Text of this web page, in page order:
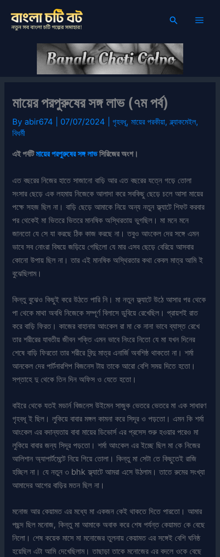
content
Search
মায়ের পরপুরুষের সঙ্গ লাভ (৭ম পর্ব)
Byabir674 07/07/2024 |গৃহবধূ,মায়ের পরকীয়া,ব্ল্যাকমেইল,
বিধর্মী
এই পর্বটিমায়ের পরপুরুষের সঙ্গ লাভসিরিজের অংশ।
এত বছরের নিজের হাতে সাজানো বাড়ি আর এত বছরের যত্নে গড়ে তোলা
সংসার ছেড়ে এক লহমায় নিজেকে আলাদা করে সবকিছু ছেড়ে চলে আসা মায়ের
পক্ষে সহজ ছিল না। বাড়ি ছেড়ে আমাকে নিয়ে অন্য নতুন ফ্ল্যাটে শিফট করবার
পর থেকেই মা ভিতরে ভিতরে মানষিক অস্থিরতায় ভুগছিল। মা মনে মনে
জানতো যে সে যা করছে ঠিক কাজ করছে না। তবুও আংকেল দের সঙ্গে এমন
ভাবে সব নোংরা বিষয়ে জড়িয়ে গেছিলো যে মার এসব ছেড়ে বেরিয়ে আসবার
কোনো উপায় ছিল না। তার এই মানষিক অস্থিরতার কথা কেবল মাত্র আমি ই
বুঝেছিলাম।
কিন্তু বুঝেও কিছুই করে উঠতে পারি নি। মা নতুন ফ্ল্যাটে উঠে আসার পর থেকে
পা থেকে মাথা অবধি নিজেকে সম্পূর্ণ বিলাসে ডুবিয়ে রেখেছিল। প্রায়শই রাত
করে বাড়ি ফিরত। কাজের বাহানায় আংকেল রা মা কে নানা ভাবে ব্যাস্ত রেখে
তার শরীরের যাবতীয় জীবন শক্তি এমন ভাবে নিংরে নিতো যে মা যখন দিনের
শেষে বাড়ি ফিরতো তার শরীরে বিন্দু মাত্র এনার্জি অবশিষ্ঠ থাকতো না। শর্মা
আনকেল দের পার্টনারশিপ বিজনেস টায় তাকে আরো বেশি সময় দিতে হতো।
সপ্তাহে দু থেকে তিন দিন অফিস ও যেতে হতো।
বাইরে থেকে যতই মডার্ন বিজনেস উইমেন সাজুক ভেতরে ভেতরে মা এক সাধারণ
গৃহবধূ ই ছিল। লুকিয়ে বাবার মঙ্গল কামনা করে সিদূর ও পড়তো। এমন কি শর্মা
আংকেল এর বদান্যতায় বাবা মায়ের ডিভোর্স এর প্রসেস শুরু হওয়ার পরেও মা
লুকিয়ে বাবার জন্য সিদূর পড়তো। শর্মা আংকেল এর ইচ্ছে ছিল মা কে নিজের
আলিশান অ্যাপার্টমেন্টে নিয়ে গিয়ে তোলা। কিন্তু মা সেটা তে কিছুতেই রাজি
হচ্ছিল না। যে নতুন ৩ bhk ফ্ল্যাটে আমরা এসে উঠলাম। তাতে রুমের সংখ্যা
আমাদের আগের বাড়ির মতন ছিল না।
মনোজ আর কেয়ামত এর মধ্যে মা একজন কেই থাকতে দিতে পারতো। আমার
পছন্দ ছিল মনোজ, কিন্তু মা আমাকে অবাক করে শেষ পর্যন্ত কেয়ামত কে বেছে
নিলো। শেষ কয়েক মাসে মা মনোজের তুলনায় কেয়ামত এর সঙ্গেই বেশি ঘনিষ্ঠ
হয়েছিল এটা আমি দেখেছিলাম। তাছাড়া তাকে মনোজের এর বদলে ওকে বেছে